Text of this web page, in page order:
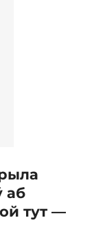
аб
тут —